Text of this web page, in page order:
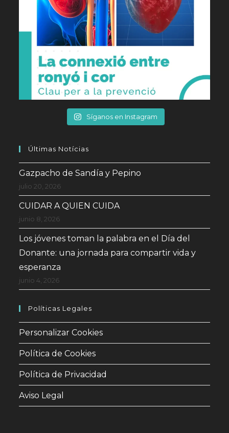
Síganos en Instagram
Últimas Notícias
Gazpacho de Sandía y Pepino
julio 20, 2026
CUIDAR A QUIEN CUIDA
junio 8, 2026
Los jóvenes toman la palabra en el Día del
Donante: una jornada para compartir vida y
esperanza
junio 4, 2026
Políticas Legales
Personalizar Cookies
Política de Cookies
Política de Privacidad
Aviso Legal